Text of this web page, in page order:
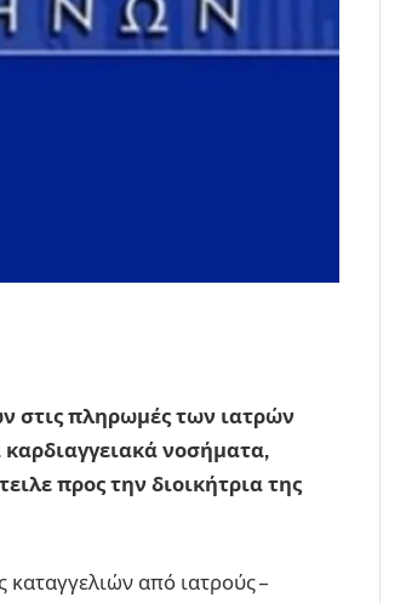
στις πληρωμές των ιατρών
καρδιαγγειακά νοσήματα,
προς την διοικήτρια της
καταγγελιών από ιατρούς –